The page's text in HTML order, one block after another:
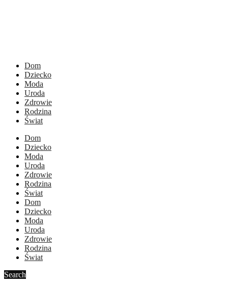
Dom
Dziecko
Moda
Uroda
Zdrowie
Rodzina
Świat
Dom
Dziecko
Moda
Uroda
Zdrowie
Rodzina
Świat
Dom
Dziecko
Moda
Uroda
Zdrowie
Rodzina
Świat
Search